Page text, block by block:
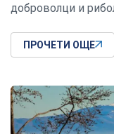
доброволци и
ПРОЧЕТИ ОЩЕ